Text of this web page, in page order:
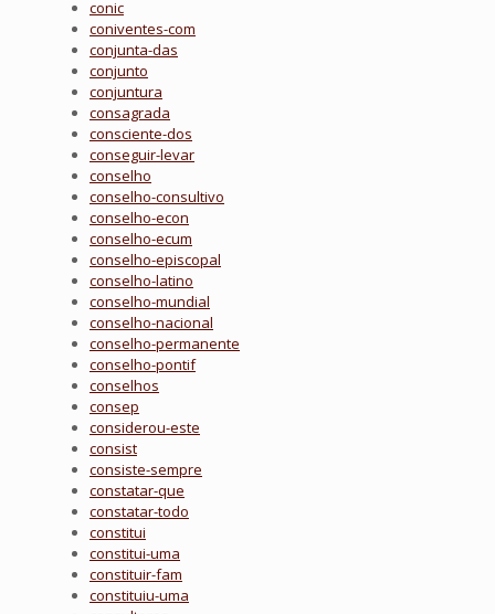
conic
coniventes-com
conjunta-das
conjunto
conjuntura
consagrada
consciente-dos
conseguir-levar
conselho
conselho-consultivo
conselho-econ
conselho-ecum
conselho-episcopal
conselho-latino
conselho-mundial
conselho-nacional
conselho-permanente
conselho-pontif
conselhos
consep
considerou-este
consist
consiste-sempre
constatar-que
constatar-todo
constitui
constitui-uma
constituir-fam
constituiu-uma